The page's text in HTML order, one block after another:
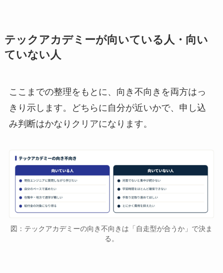
テックアカデミーが向いている人・向い
ていない人
ここまでの整理をもとに、向き不向きを両方はっ
きり示します。どちらに自分が近いかで、申し込
み判断はかなりクリアになります。
図：テックアカデミーの向き不向きは「自走型が合うか」で決ま
る。